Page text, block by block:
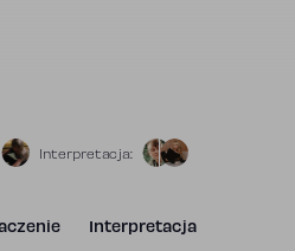
Interpretacja:
Interpretacja